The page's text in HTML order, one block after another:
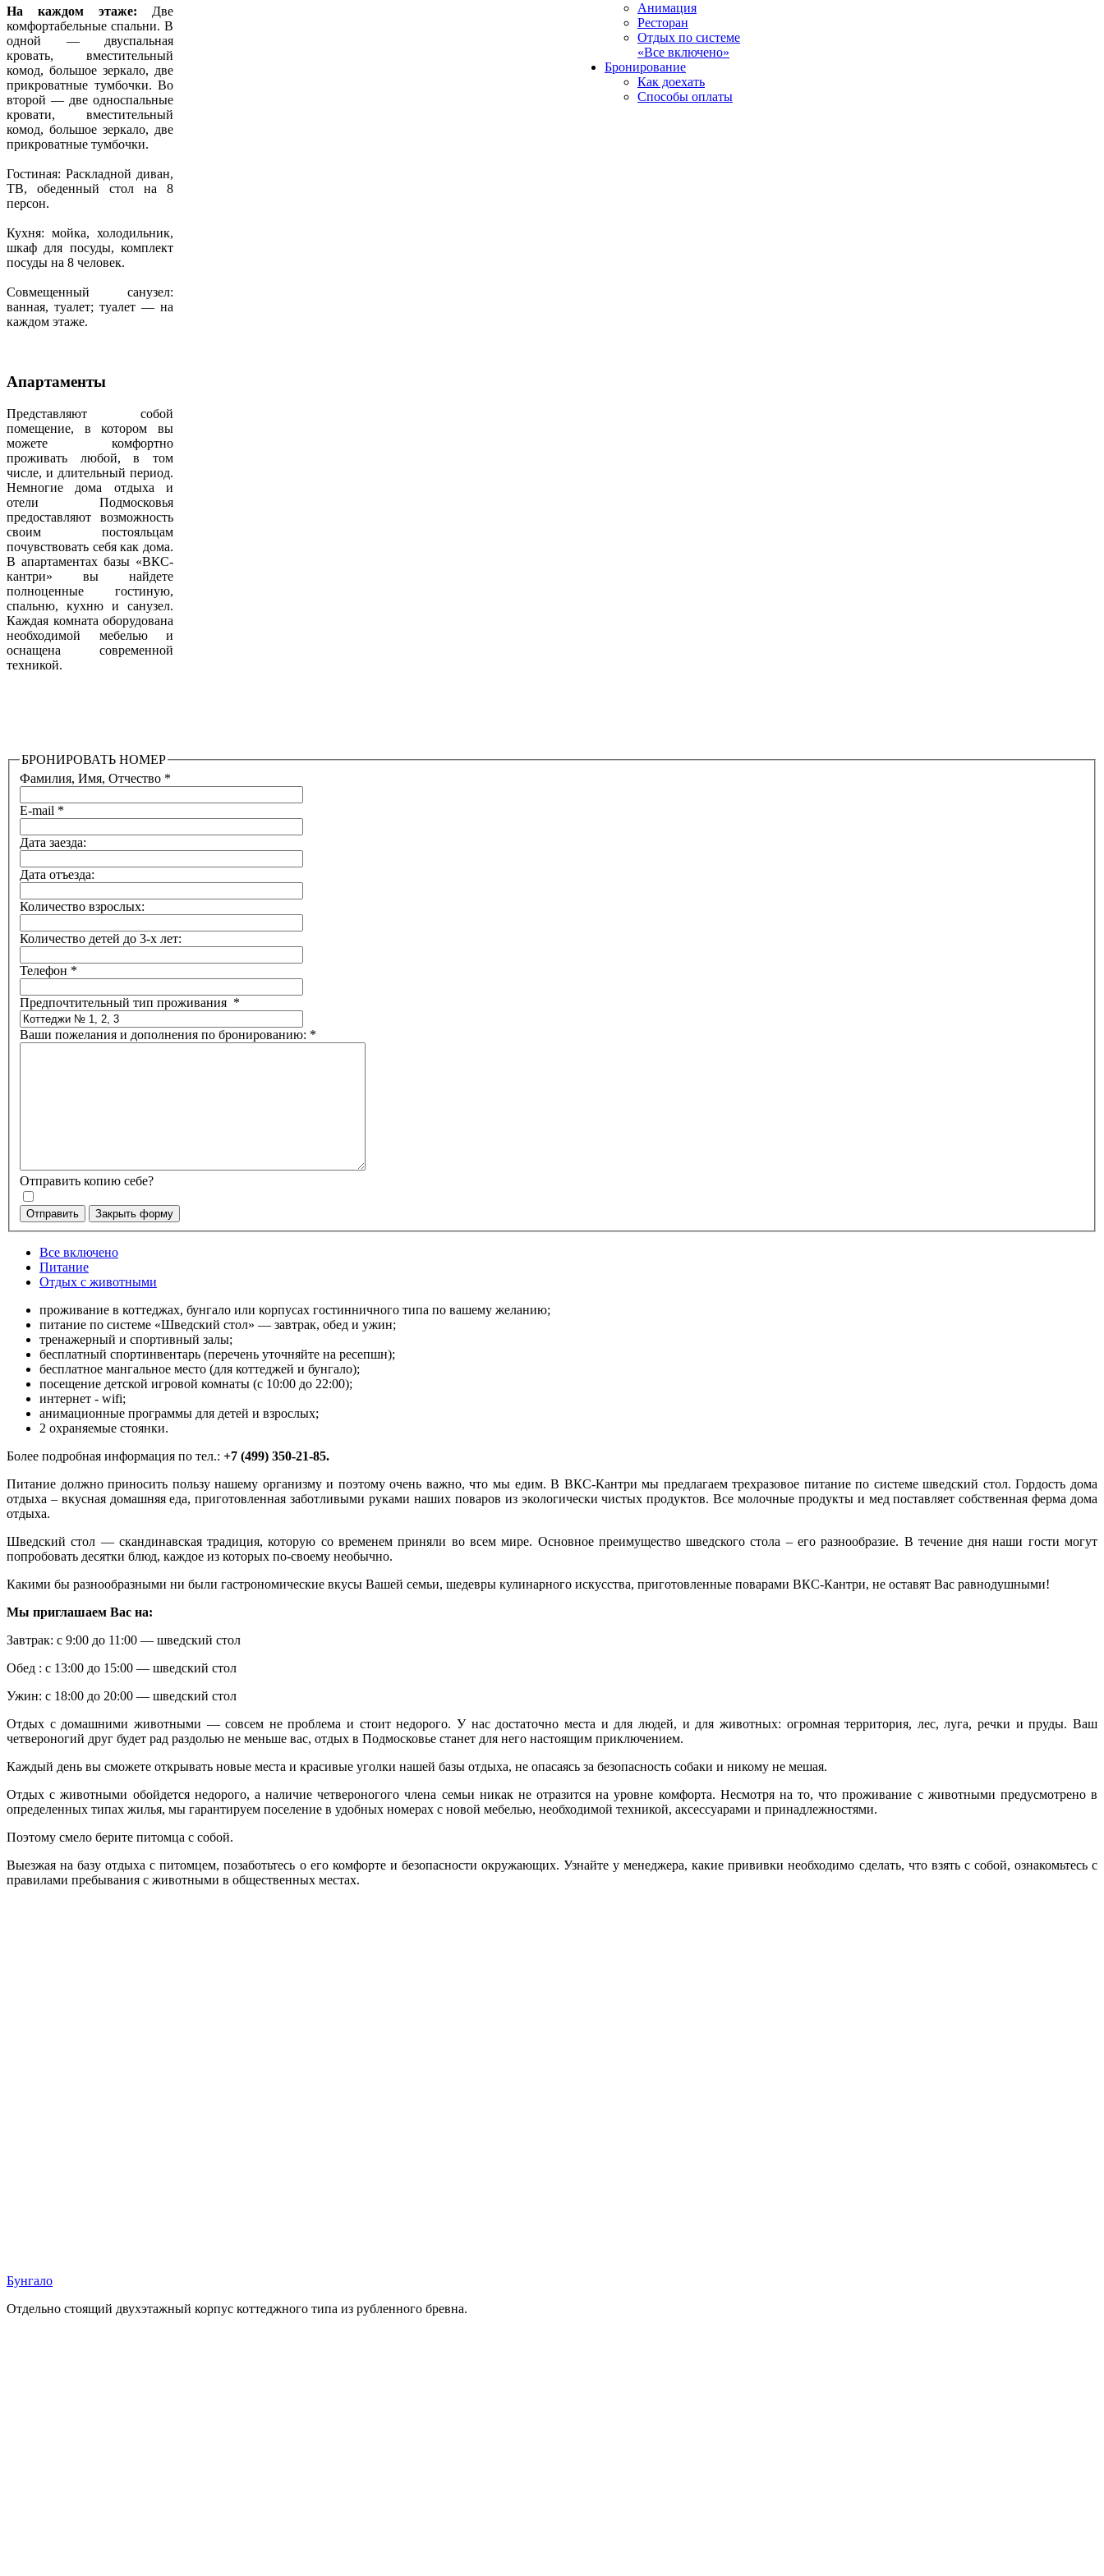
Анимация
Ресторан
Отдых по системе
«Все включено»
Бронирование
Как доехать
Способы оплаты
На каждом этаже: Две
комфортабельные спальни. В
одной — двуспальная
кровать, вместительный
комод, большое зеркало, две
прикроватные тумбочки. Во
второй — две односпальные
кровати, вместительный
комод, большое зеркало, две
прикроватные тумбочки.
Гостиная: Раскладной диван,
ТВ, обеденный стол на 8
персон.
Кухня: мойка, холодильник,
шкаф для посуды, комплект
посуды на 8 человек.
Совмещенный санузел:
ванная, туалет; туалет — на
каждом этаже.
Апартаменты
Представляют собой
помещение, в котором вы
можете комфортно
проживать любой, в том
числе, и длительный период.
Немногие дома отдыха и
отели Подмосковья
предоставляют возможность
своим постояльцам
почувствовать себя как дома.
В апартаментах базы «ВКС-
кантри» вы найдете
полноценные гостиную,
спальню, кухню и санузел.
Каждая комната оборудована
необходимой мебелью и
оснащена современной
техникой.
БРОНИРОВАТЬ НОМЕР
Фамилия, Имя, Отчество *
E-mail *
Дата заезда:
Дата отъезда:
Количество взрослых:
Количество детей до 3-х лет:
Телефон *
Предпочтительный тип проживания *
Ваши пожелания и дополнения по бронированию: *
Отправить копию себе?
Отправить Закрыть форму
Все включено
Питание
Отдых с животными
проживание в коттеджах, бунгало или корпусах гостинничного типа по вашему желанию;
питание по системе «Шведский стол» — завтрак, обед и ужин;
тренажерный и спортивный залы;
бесплатный спортинвентарь (перечень уточняйте на ресепшн);
бесплатное мангальное место (для коттеджей и бунгало);
посещение детской игровой комнаты (с 10:00 до 22:00);
интернет - wifi;
анимационные программы для детей и взрослых;
2 охраняемые стоянки.
Более подробная информация по тел.: +7 (499) 350-21-85.
Питание должно приносить пользу нашему организму и поэтому очень важно, что мы едим. В ВКС-Кантри мы предлагаем трехразовое питание по системе шведский стол. Гордость дома
отдыха – вкусная домашняя еда, приготовленная заботливыми руками наших поваров из экологически чистых продуктов. Все молочные продукты и мед поставляет собственная ферма дома
отдыха.
Шведский стол — скандинавская традиция, которую со временем приняли во всем мире. Основное преимущество шведского стола – его разнообразие. В течение дня наши гости могут
попробовать десятки блюд, каждое из которых по-своему необычно.
Какими бы разнообразными ни были гастрономические вкусы Вашей семьи, шедевры кулинарного искусства, приготовленные поварами ВКС-Кантри, не оставят Вас равнодушными!
Мы приглашаем Вас на:
Завтрак: с 9:00 до 11:00 — шведский стол
Обед : с 13:00 до 15:00 — шведский стол
Ужин: с 18:00 до 20:00 — шведский стол
Отдых с домашними животными — совсем не проблема и стоит недорого. У нас достаточно места и для людей, и для животных: огромная территория, лес, луга, речки и пруды. Ваш
четвероногий друг будет рад раздолью не меньше вас, отдых в Подмосковье станет для него настоящим приключением.
Каждый день вы сможете открывать новые места и красивые уголки нашей базы отдыха, не опасаясь за безопасность собаки и никому не мешая.
Отдых с животными обойдется недорого, а наличие четвероногого члена семьи никак не отразится на уровне комфорта. Несмотря на то, что проживание с животными предусмотрено в
определенных типах жилья, мы гарантируем поселение в удобных номерах с новой мебелью, необходимой техникой, аксессуарами и принадлежностями.
Поэтому смело берите питомца с собой.
Выезжая на базу отдыха с питомцем, позаботьтесь о его комфорте и безопасности окружающих. Узнайте у менеджера, какие прививки необходимо сделать, что взять с собой, ознакомьтесь с
правилами пребывания с животными в общественных местах.
Бунгало
Отдельно стоящий двухэтажный корпус коттеджного типа из рубленного бревна.